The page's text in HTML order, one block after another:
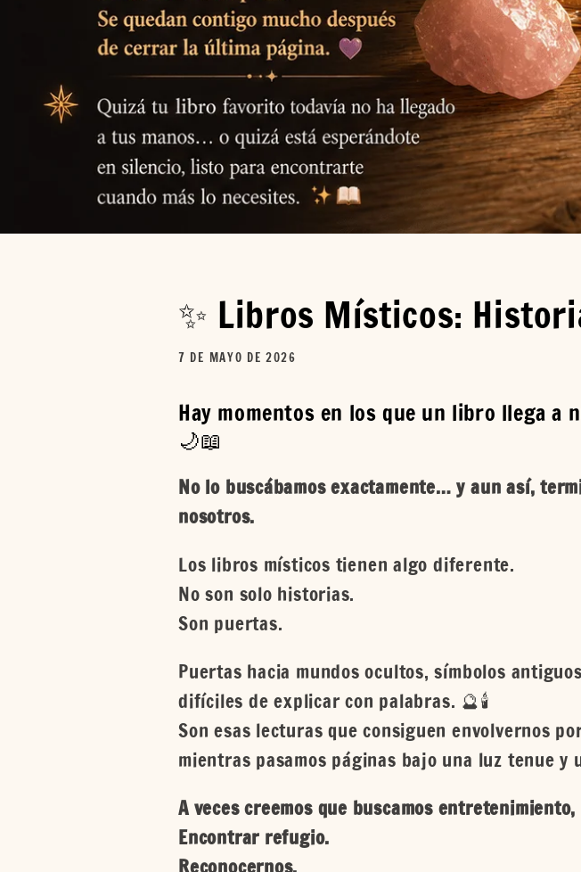
✨ Libros Místicos:
7 DE MAYO DE 2026
Hay momentos en los que un libro llega a
🌙📖
No lo buscábamos exactamente… y aun así,
nosotros.
Los libros místicos tienen algo diferente.
No son solo historias.
Son puertas.
Puertas hacia mundos ocultos, símbolos
difíciles de explicar con palabras. 🔮🕯️
Son esas lecturas que consiguen envolvernos
mientras pasamos páginas bajo una luz tenue y
A veces creemos que buscamos
Encontrar refugio.
Reconocernos.